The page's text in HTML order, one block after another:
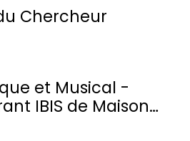
Chercheur
et Musical -
IBIS de Maisons-